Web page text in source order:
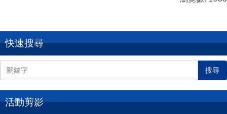
快速搜尋
搜尋
活動剪影
115年2月4日教育部本土語言傑出貢獻獎徐煥昇